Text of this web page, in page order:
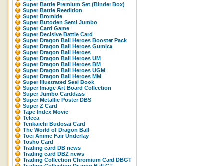
Super Battle Premium Set (Binder Box)
Super Battle Reedition
Super Bromide
Super Butoden Semi Jumbo
Super Card Game
Super Decisive Battle Card
Super Dragon Ball Heroes Booster Pack
Super Dragon Ball Heroes Gumica
Super Dragon Ball Heroes
Super Dragon Ball Heroes UM
Super Dragon Ball Heroes BM
Super Dragon Ball Heroes UGM
Super Dragon Ball Heroes MM
Super Illustrated Seal Book
Super Image Art Board Collection
Super Jumbo Carddass
Super Metallic Poster DBS
Super Z Card
Tape Index Movic
Teleca
Tenkaichi Budosai Card
The World of Dragon Ball
Toei Anime Fair Underlay
Tosho Card
Trading card DB news
Trading card DBZ news
Trading Collection Chromium Card DBGT